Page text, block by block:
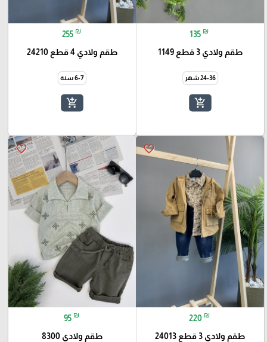
135 ₪
طقم ولادي 3 قطع 1149
24-36 شهر
add_shopping_cart
255 ₪
طقم ولادي 4 قطع 24210
6-7 سنة
add_shopping_cart
favorite_border
220 ₪
طقم ولادي 3 قطع 24013
favorite_border
95 ₪
طقم ولادي 8300